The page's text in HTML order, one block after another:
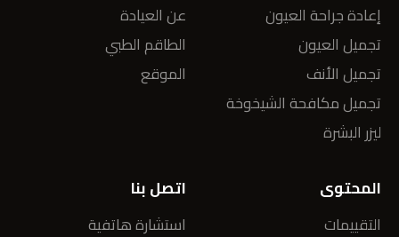
إعادة جراحة العيون
تجميل العيون
تجميل الأنف
تجميل مكافحة الشيخوخة
ليزر البشرة
عن العيادة
الطاقم الطبي
الموقع
المحتوى
التقييمات
اتصل بنا
استشارة هاتفية